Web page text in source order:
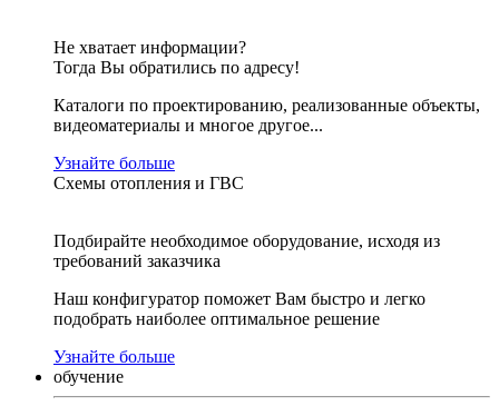
Не хватает информации?
Тогда Вы обратились по адресу!
Каталоги по проектированию, реализованные объекты,
видеоматериалы и многое другое...
Узнайте больше
Схемы отопления и ГВС
Подбирайте необходимое оборудование, исходя из
требований заказчика
Наш конфигуратор поможет Вам быстро и легко
подобрать наиболее оптимальное решение
Узнайте больше
обучение